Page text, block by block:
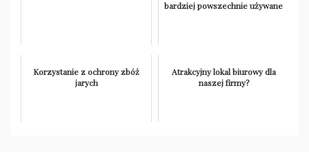
bardziej powszechnie używane
Korzystanie z ochrony zbóż
jarych
Atrakcyjny lokal biurowy dla
naszej firmy?